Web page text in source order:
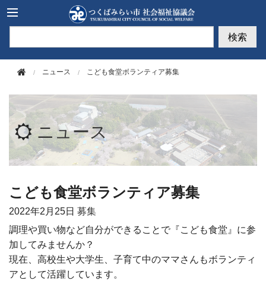
検索
ニュース こども食堂ボランティア募集
ニュース
こども食堂ボランティア募集
2022年2月25日 募集
調理や買い物など自分ができることで『こども食堂』に参
加してみませんか？
現在、高校生や大学生、子育て中のママさんもボランティ
アとして活躍しています。